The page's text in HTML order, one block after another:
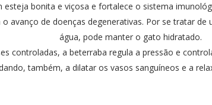
esteja bonita e viçosa e fortalece o sistema
avanço de doenças degenerativas. Por se tratar de
água, pode manter o gato hidratado.
controladas, a beterraba regula a pressão e
também, a dilatar os vasos sanguíneos e a